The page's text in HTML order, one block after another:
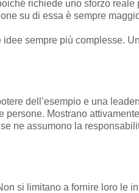
richiede uno sforzo
su di essa è sempre
sempre più complesse.
dell’esempio e una
persone. Mostrano
ne assumono la
si limitano a fornire loro